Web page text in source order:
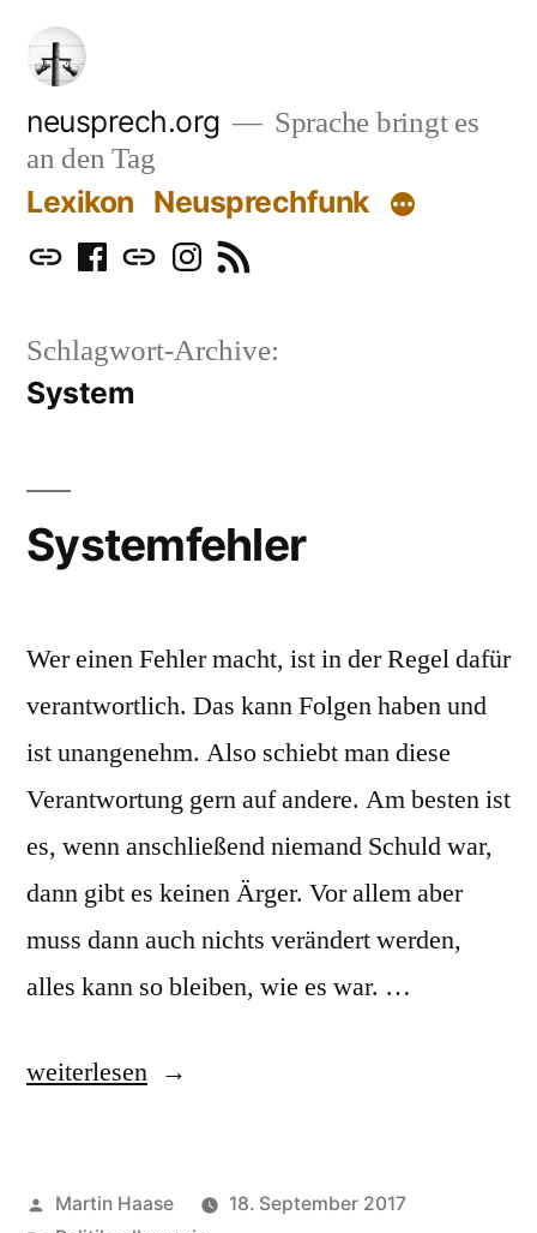
Zum
Inhalt
springen
neusprech.org
Sprache bringt es
an den Tag
Lexikon Neusprechfunk
MastodonFacebook
BlueskyInstagram
RSS
Schlagwort-Archive:
System
Systemfehler
Wer einen Fehler macht, ist in der Regel dafür
verantwortlich. Das kann Folgen haben und
ist unangenehm. Also schiebt man diese
Verantwortung gern auf andere. Am besten ist
es, wenn anschließend niemand Schuld war,
dann gibt es keinen Ärger. Vor allem aber
muss dann auch nichts verändert werden,
alles kann so bleiben, wie es war. …
„Systemfehler“
weiterlesen
Veröffentlicht
Martin Haase
18. September 2017